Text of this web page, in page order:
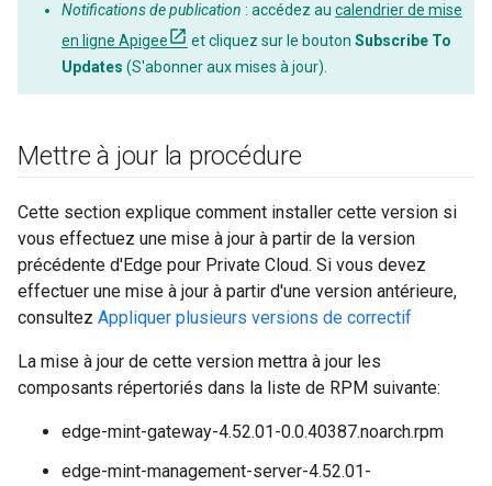
Notifications de publication : accédez au calendrier de mise
en ligne Apigee
et cliquez sur le bouton Subscribe To
Updates (S'abonner aux mises à jour).
Mettre à jour la procédure
Cette section explique comment installer cette version si
vous effectuez une mise à jour à partir de la version
précédente d'Edge pour Private Cloud. Si vous devez
effectuer une mise à jour à partir d'une version antérieure,
consultez Appliquer plusieurs versions de correctif
La mise à jour de cette version mettra à jour les
composants répertoriés dans la liste de RPM suivante:
edge-mint-gateway-4.52.01-0.0.40387.noarch.rpm
edge-mint-management-server-4.52.01-